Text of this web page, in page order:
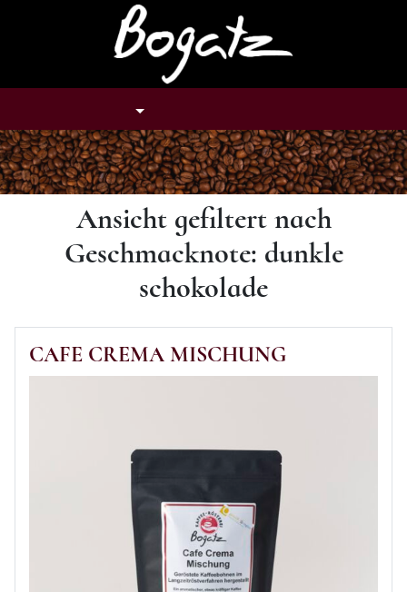
NAVIGATIONSUCHE
Ansicht gefiltert nach
Geschmacknote: dunkle
schokolade
CAFE CREMA MISCHUNG